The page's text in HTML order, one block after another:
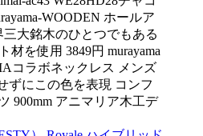
WOODEN ホールア
大銘木のひとつでもある
材を使用 3849円 murayama
コラボネックレス メンズ
ずにこの色を表現 コンフ
900mm アニマリア木工デ